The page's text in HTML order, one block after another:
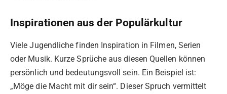
Inspirationen aus der Populärkultur
Viele Jugendliche finden Inspiration in Filmen, Serien
oder Musik. Kurze Sprüche aus diesen Quellen können
persönlich und bedeutungsvoll sein. Ein Beispiel ist:
„Möge die Macht mit dir sein“. Dieser Spruch vermittelt